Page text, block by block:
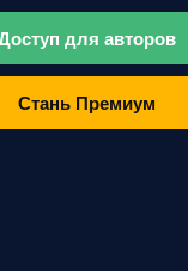
для авторов
Стань Премиум